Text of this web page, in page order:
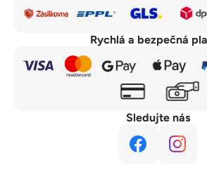
Rychlá a bezpečná
Sledujte nás